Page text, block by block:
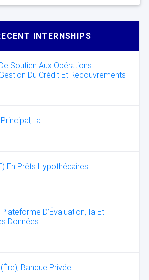
INTERNSHIPS
Soutien Aux Opérations
Du Crédit Et Recouvrements
Principal, Ia
En Prêts Hypothécaires
Plateforme D’Évaluation, Ia Et
Données
Banque Privée